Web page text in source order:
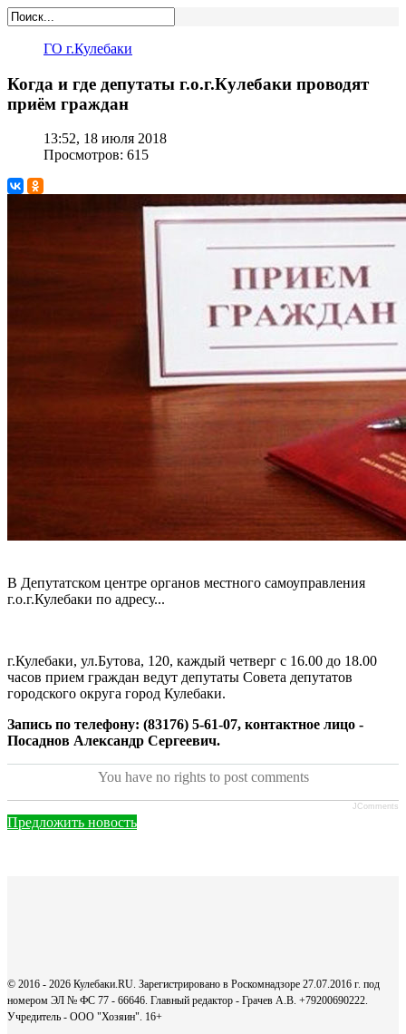
ГО г.Кулебаки
Когда и где депутаты г.о.г.Кулебаки проводят
приём граждан
13:52, 18 июля 2018
Просмотров: 615
В Депутатском центре органов местного самоуправления
г.о.г.Кулебаки по адресу...
г.Кулебаки, ул.Бутова, 120, каждый четверг с 16.00 до 18.00
часов прием граждан ведут депутаты Совета депутатов
городского округа город Кулебаки.
Запись по телефону: (83176) 5-61-07, контактное лицо -
Посаднов Александр Сергеевич.
You have no rights to post comments
JComments
Предложить новость
© 2016 - 2026 Кулебаки.RU. Зарегистрировано в Роскомнадзоре 27.07.2016 г. под
номером ЭЛ № ФС 77 - 66646. Главный редактор - Грачев А.В. +79200690222.
Учредитель - ООО "Хозяин". 16+